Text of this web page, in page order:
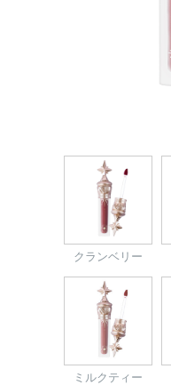
クランベリー
ミルクティー